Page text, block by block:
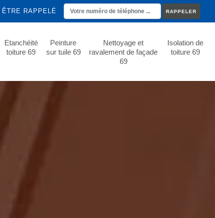
ÊTRE RAPPELÉ
Etanchéité
toiture 69
Peinture
sur tuile 69
Nettoyage et
ravalement de façade
69
Isolation de
toiture 69